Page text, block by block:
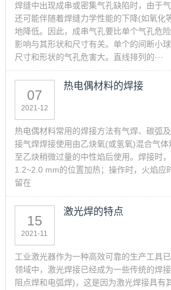
焊缝中出现成串或密集气孔缺陷时，由于
还可能伴随着焊缝力学性能的下降(如氧化
地降低。因此，成串气孔要比单个气孔危
影响与其形状和尺寸有关。单个的间断小
尺寸和形状的气孔危害大。直线排列的···
07
2021-12
热电偶材料的焊接
热电偶材料常用的焊接方法有气焊、碳弧
接气焊焊接使用由乙炔氧(或氢氧)混合气
至乙炔稍微过量的中性焰后使用。焊接时
1.2~2.0 mm的位置加热；操作时，火焰应
留在
15
2021-11
激光焊的特点
工业激光器作为一种高效可靠的生产工具
领域中，激光焊接已经成为一些传统的焊
阻点焊和电弧焊)，这是因为激光焊接具